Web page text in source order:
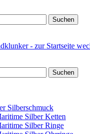
Suchen
Suchen
Silberschmuck
Silber Ketten
Silber Ringe